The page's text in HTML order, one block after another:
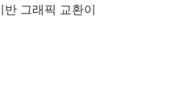
반 그래픽 교환이